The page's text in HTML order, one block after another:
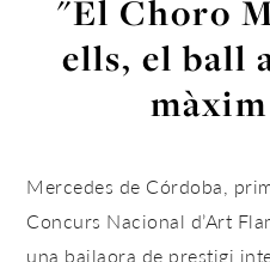
"El Choro
ells, el ball
Mercedes de Córdoba,
Concurs Nacional d’Art
una bailaora de prestigi